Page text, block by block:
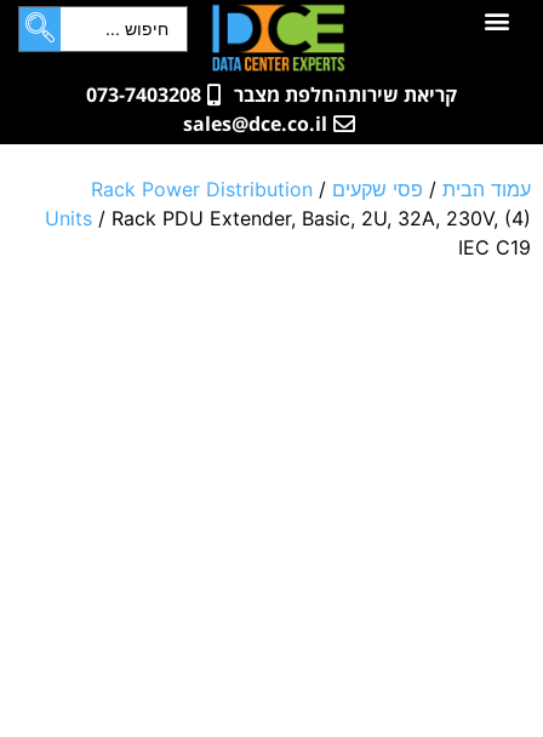
לתוכן
קריאת שירותהחלפת מצבר
073-7403208
sales@dce.co.il
עמוד הבית / פסי שקעים /
Rack Power Distribution
Units / Rack PDU Extender, Basic, 2U, 32A, 230V, (4)
IEC C19